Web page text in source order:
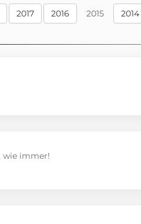
2017 2016 2015 2014
wie immer!